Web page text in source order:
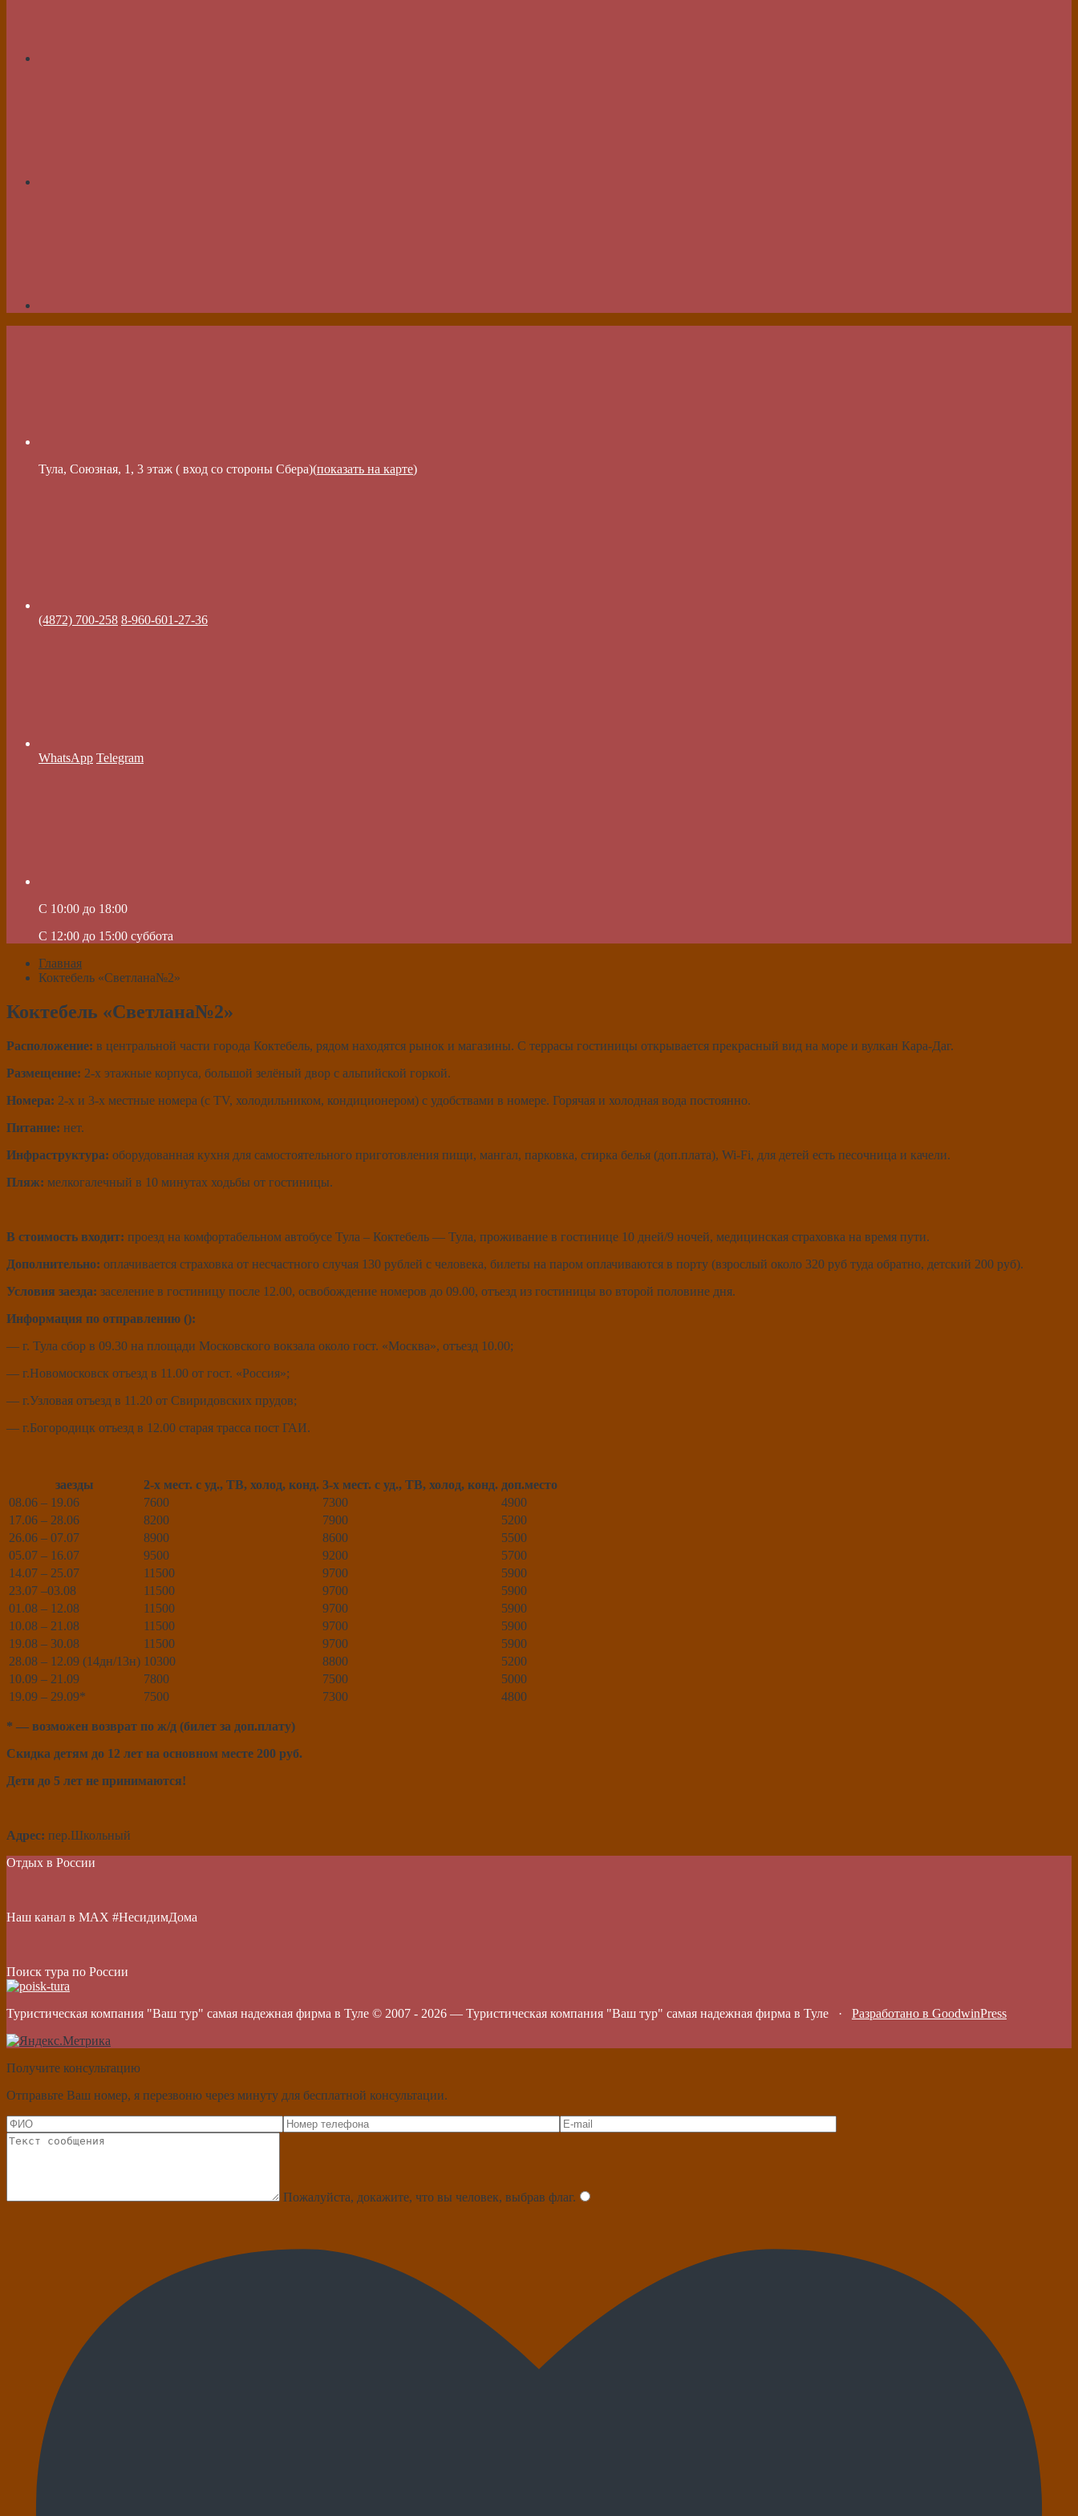
Тула, Союзная, 1, 3 этаж ( вход со стороны Сбера)(показать на карте)
(4872) 700-258 8-960-601-27-36
WhatsApp Telegram
C 10:00 до 18:00
C 12:00 до 15:00 суббота
Главная
Коктебель «Светлана№2»
Коктебель «Светлана№2»
Расположение: в центральной части города Коктебель, рядом находятся рынок и магазины. С террасы гостиницы открывается прекрасный вид на море и вулкан Кара-Даг.
Размещение: 2-х этажные корпуса, большой зелёный двор с альпийской горкой.
Номера: 2-х и 3-х местные номера (с TV, холодильником, кондиционером) с удобствами в номере. Горячая и холодная вода постоянно.
Питание: нет.
Инфраструктура: оборудованная кухня для самостоятельного приготовления пищи, мангал, парковка, стирка белья (доп.плата), Wi-Fi, для детей есть песочница и качели.
Пляж: мелкогалечный в 10 минутах ходьбы от гостиницы.
В стоимость входит: проезд на комфортабельном автобусе Тула – Коктебель — Тула, проживание в гостинице 10 дней/9 ночей, медицинская страховка на время пути.
Дополнительно: оплачивается страховка от несчастного случая 130 рублей с человека, билеты на паром оплачиваются в порту (взрослый около 320 руб туда обратно, детский 200 руб).
Условия заезда: заселение в гостиницу после 12.00, освобождение номеров до 09.00, отъезд из гостиницы во второй половине дня.
Информация по отправлению ():
— г. Тула сбор в 09.30 на площади Московского вокзала около гост. «Москва», отъезд 10.00;
— г.Новомосковск отъезд в 11.00 от гост. «Россия»;
— г.Узловая отъезд в 11.20 от Свиридовских прудов;
— г.Богородицк отъезд в 12.00 старая трасса пост ГАИ.
заезды 2-х мест. с уд., ТВ, холод, конд. 3-х мест. с уд., ТВ, холод, конд. доп.место
08.06 – 19.06
7600 7300
4900
17.06 – 28.06
8200 7900
5200
26.06 – 07.07
8900 8600
5500
05.07 – 16.07
9500 9200
5700
14.07 – 25.07
11500 9700
5900
23.07 –03.08
11500 9700
5900
01.08 – 12.08
11500 9700
5900
10.08 – 21.08
11500 9700
5900
19.08 – 30.08
11500 9700
5900
28.08 – 12.09 (14дн/13н) 10300 8800
5200
10.09 – 21.09
7800 7500
5000
19.09 – 29.09*
7500 7300 4800
* — возможен возврат по ж/д (билет за доп.плату)
Скидка детям до 12 лет на основном месте 200 руб.
Дети до 5 лет не принимаются!
Адрес: пер.Школьный
Отдых в России
Наш канал в МАХ #НесидимДома
Поиск тура по России
Туристическая компания "Ваш тур" самая надежная фирма в Туле © 2007 - 2026 — Туристическая компания "Ваш тур" самая надежная фирма в Туле · Разработано в GoodwinPress
Получите консультацию
Отправьте Ваш номер, я перезвоню через минуту для бесплатной консультации.
Пожалуйста, докажите, что вы человек, выбрав флаг.